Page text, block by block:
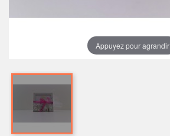
Appuyez pour agrandir